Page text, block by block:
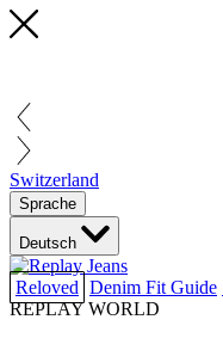
Switzerland
Sprache
Deutsch
Reloved Denim Fit Guide
REPLAY WORLD